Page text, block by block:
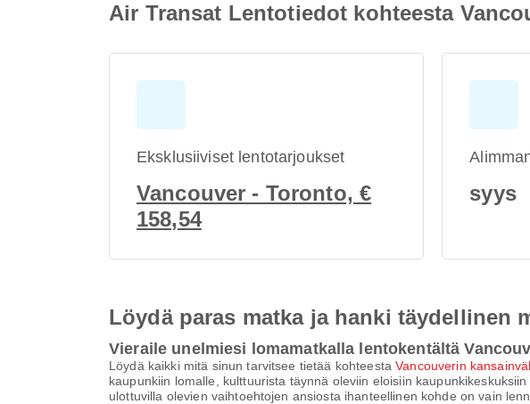
Air Transat Lentotiedot kohteesta
Eksklusiiviset lentotarjoukset
Vancouver - Toronto, €
158,54
syys
Löydä paras matka ja hanki täydellinen
Vieraile unelmiesi lomamatkalla lentokentältä
Löydä kaikki mitä sinun tarvitsee tietää kohteestaVancouverin
kaupunkiin lomalle, kulttuurista täynnä oleviin eloisiin
ulottuvilla olevien vaihtoehtojen ansiosta ihanteellinen kohde on vain